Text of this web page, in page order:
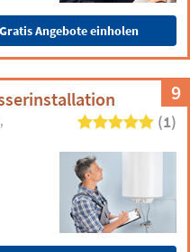
Gratis Angebote einholen
9
(1)